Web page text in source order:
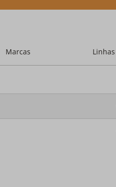
Marcas Linhas